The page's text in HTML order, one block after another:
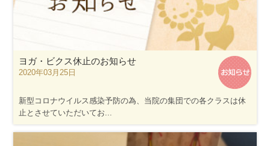
ヨガ・ビクス休止のお知らせ
2020年03月25日
新型コロナウイルス感染予防の為、当院の集団での各クラスは休
止とさせていただいてお...